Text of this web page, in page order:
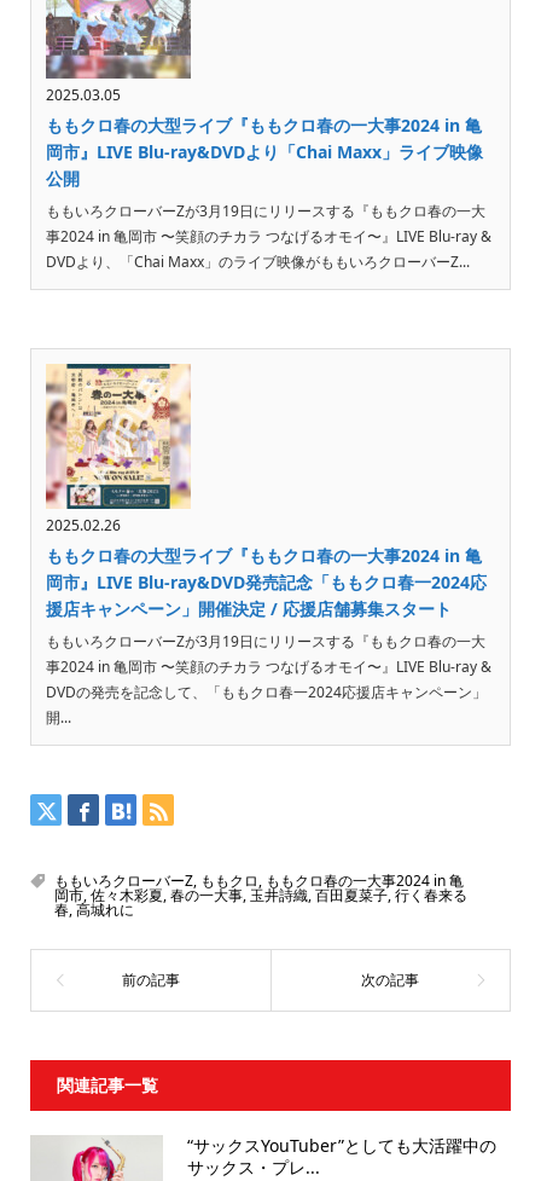
2025.03.05
ももクロ春の大型ライブ『ももクロ春の一大事2024 in 亀
岡市』LIVE Blu-ray&DVDより「Chai Maxx」ライブ映像
公開
ももいろクローバーZが3月19日にリリースする『ももクロ春の一大
事2024 in 亀岡市 〜笑顔のチカラ つなげるオモイ〜』LIVE Blu-ray &
DVDより、「Chai Maxx」のライブ映像がももいろクローバーZ...
2025.02.26
ももクロ春の大型ライブ『ももクロ春の一大事2024 in 亀
岡市』LIVE Blu-ray&DVD発売記念「ももクロ春一2024応
援店キャンペーン」開催決定 / 応援店舗募集スタート
ももいろクローバーZが3月19日にリリースする『ももクロ春の一大
事2024 in 亀岡市 〜笑顔のチカラ つなげるオモイ〜』LIVE Blu-ray &
DVDの発売を記念して、「ももクロ春一2024応援店キャンペーン」
開...
ももいろクローバーZ, ももクロ, ももクロ春の一大事2024 in 亀
岡市,佐々木彩夏,春の一大事, 玉井詩織,百田夏菜子,行く春来る
春,高城れに
関連記事一覧
“サックスYouTuber”としても大活躍中の
サックス・プレ...